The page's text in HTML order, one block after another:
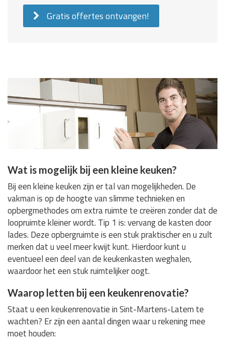
Gratis offertes ontvangen!
Wat is mogelijk bij een kleine keuken?
Bij een kleine keuken zijn er tal van mogelijkheden. De
vakman is op de hoogte van slimme technieken en
opbergmethodes om extra ruimte te creëren zonder dat de
loopruimte kleiner wordt. Tip 1 is: vervang de kasten door
lades. Deze opbergruimte is een stuk praktischer en u zult
merken dat u veel meer kwijt kunt. Hierdoor kunt u
eventueel een deel van de keukenkasten weghalen,
waardoor het een stuk ruimtelijker oogt.
Waarop letten bij een keukenrenovatie?
Staat u een keukenrenovatie in Sint-Martens-Latem te
wachten? Er zijn een aantal dingen waar u rekening mee
moet houden: